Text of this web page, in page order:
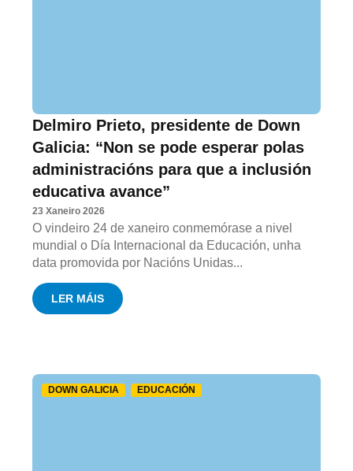
Delmiro Prieto, presidente de Down
Galicia: “Non se pode esperar polas
administracións para que a inclusión
educativa avance”
23 Xaneiro 2026
O vindeiro 24 de xaneiro conmemórase a nivel
mundial o Día Internacional da Educación, unha
data promovida por Nacións Unidas...
LER MÁIS
DOWN GALICIA EDUCACIÓN